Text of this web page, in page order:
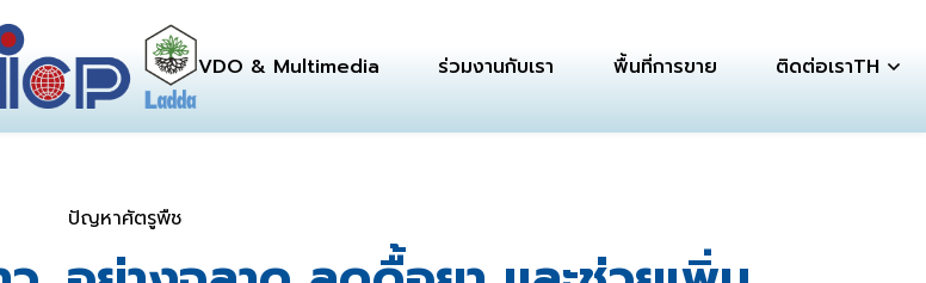
VDO & Multimedia ร่วมงานกับเรา พื้นที่การขาย ติดต่อเราTH
ปัญหาศัตรูพืช